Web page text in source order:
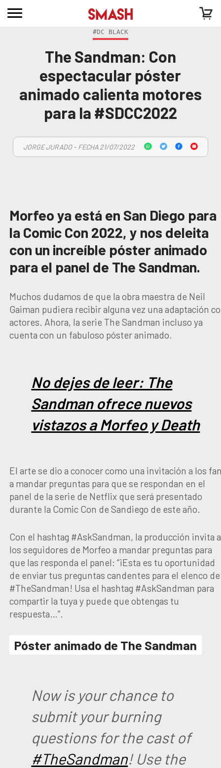
#DC BLACK
The Sandman: Con
espectacular póster
animado calienta motores
para la #SDCC2022
JORGE JURADO - FECHA 21/07/2022
Morfeo ya está en San Diego para
la Comic Con 2022, y nos deleita
con un increíble póster animado
para el panel de The Sandman.
Muchos dudamos de que la obra maestra de Neil
Gaiman pudiera recibir alguna vez una adaptación
actores. Ahora, la serie The Sandman incluso ya
cuenta con un fabuloso póster animado.
No dejes de leer: The
Sandman ofrece nuevos
vistazos a Morfeo y Death
El arte se dio a conocer como una invitación a los
a mandar preguntas para que se respondan en el
panel de la serie de Netflix que será presentado
durante la Comic Con de Sandiego de este año.
Con el hashtag #AskSandman, la producción invita a
los seguidores de Morfeo a mandar preguntas para
que las responda el panel: “¡Esta es tu oportunidad
de enviar tus preguntas candentes para el elenco de
#TheSandman! Usa el hashtag #AskSandman para
compartir la tuya y puede que obtengas tu
respuesta…”.
Póster animado de The Sandman
Now is your chance to
submit your burning
questions for the cast of
#TheSandman! Use the